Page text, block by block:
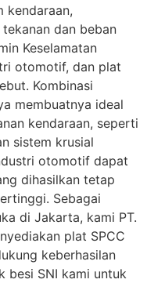
kendaraan,
dan beban
Keselamatan
otomotif, dan plat
Kombinasi
membuatnya ideal
kendaraan, seperti
sistem krusial
otomotif dapat
dihasilkan tetap
Sebagai
di Jakarta, kami PT.
plat SPCC
keberhasilan
besi SNI kami untuk